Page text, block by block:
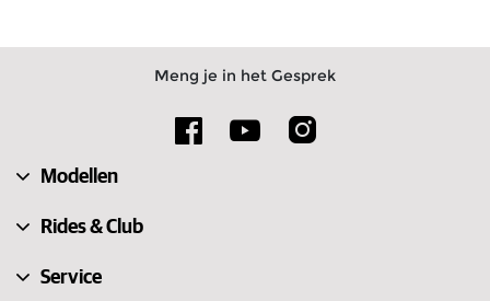
Meng je in het Gesprek
Modellen
Rides & Club
Service